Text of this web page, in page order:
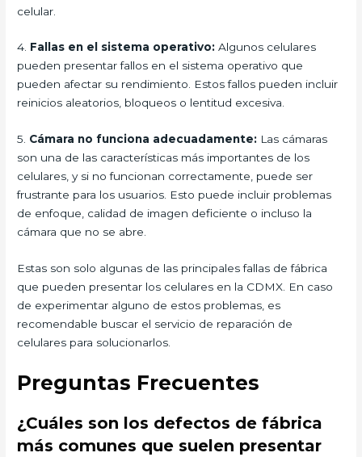
celular.
4. Fallas en el sistema operativo: Algunos celulares
pueden presentar fallos en el sistema operativo que
pueden afectar su rendimiento. Estos fallos pueden incluir
reinicios aleatorios, bloqueos o lentitud excesiva.
5. Cámara no funciona adecuadamente: Las cámaras
son una de las características más importantes de los
celulares, y si no funcionan correctamente, puede ser
frustrante para los usuarios. Esto puede incluir problemas
de enfoque, calidad de imagen deficiente o incluso la
cámara que no se abre.
Estas son solo algunas de las principales fallas de fábrica
que pueden presentar los celulares en la CDMX. En caso
de experimentar alguno de estos problemas, es
recomendable buscar el servicio de reparación de
celulares para solucionarlos.
Preguntas Frecuentes
¿Cuáles son los defectos de fábrica
más comunes que suelen presentar